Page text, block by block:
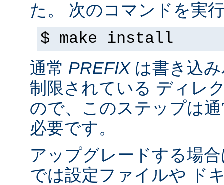
た。 次のコマンドを実
$ make install
通常 PREFIXは書き込
制限されている ディレ
ので、このステップは
必要です。
アップグレードする場
では設定ファイルや ド